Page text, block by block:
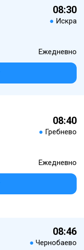
08:30
● Искра
Ежедневно
08:40
● Гребнево
Ежедневно
08:46
● Чернобаево